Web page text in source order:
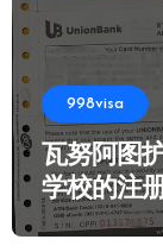
998visa
瓦努阿图
学校的注